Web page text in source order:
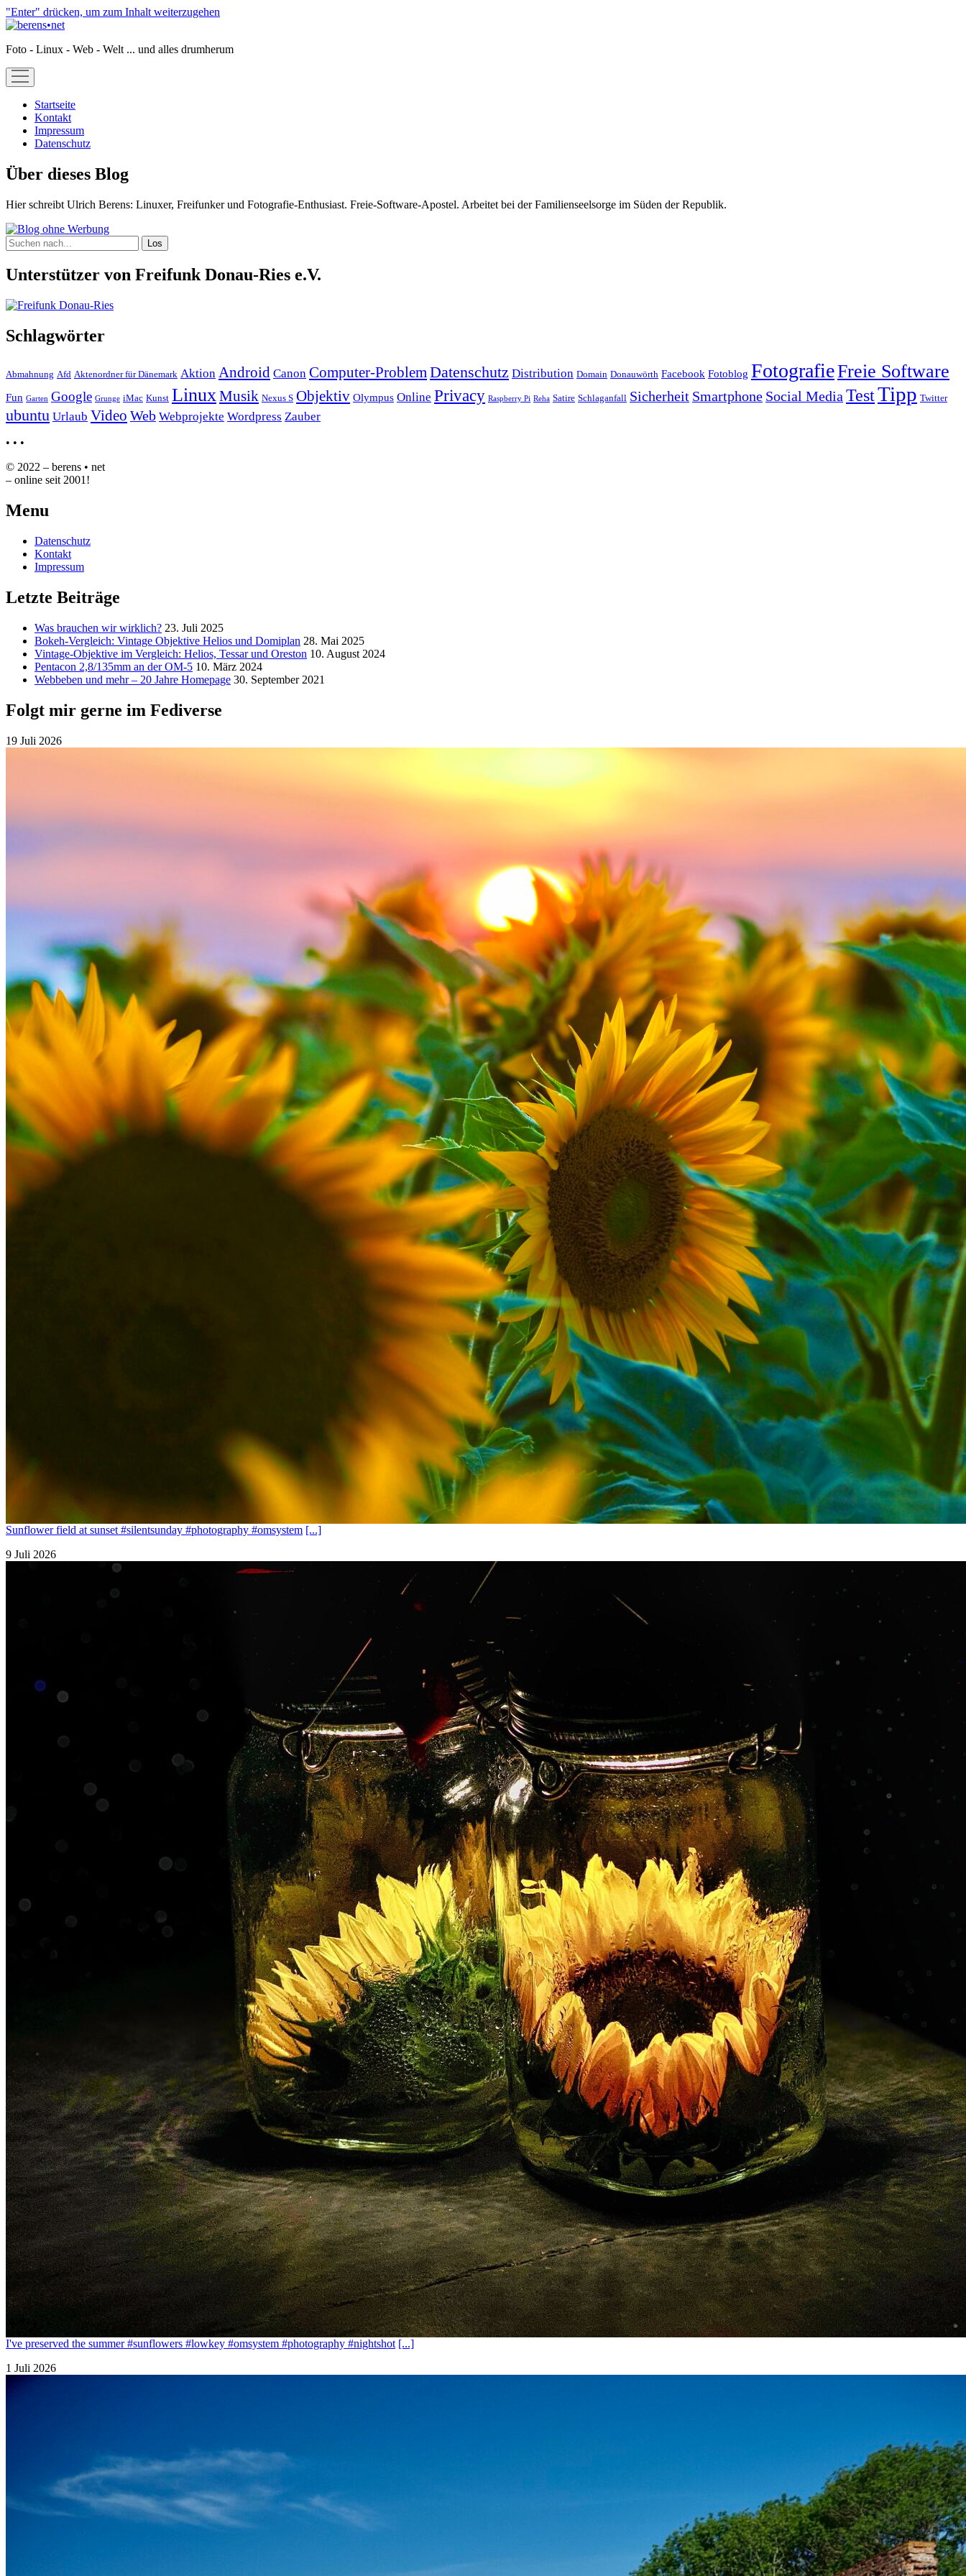
"Enter" drücken, um zum Inhalt weiterzugehen
berens•net
Foto - Linux - Web - Welt ... und alles drumherum
open
menu
Startseite
Kontakt
Impressum
Datenschutz
Sidebar
Über dieses Blog
Hier schreibt Ulrich Berens: Linuxer, Freifunker und Fotografie-Enthusiast. Freie-Software-Apostel. Arbeitet bei der Familienseelsorge im Süden der Republik.
Suchen
Unterstützer von Freifunk Donau-Ries e.V.
Schlagwörter
Abmahnung Afd Aktenordner für Dänemark Aktion Android Canon Computer-ProblemDatenschutz Distribution Domain Donauwörth Facebook Fotoblog FotografieFreie Software
Fun Garten Google Grunge iMac Kunst LinuxMusik Nexus S Objektiv Olympus Online Privacy Raspberry Pi Reha Satire Schlaganfall Sicherheit Smartphone Social MediaTestTipp Twitter
ubuntu Urlaub Video Web Webprojekte Wordpress Zauber
• • •
© 2022 – berens • net
– online seit 2001!
Menu
Datenschutz
Kontakt
Impressum
Letzte Beiträge
Was brauchen wir wirklich? 23. Juli 2025
Bokeh-Vergleich: Vintage Objektive Helios und Domiplan 28. Mai 2025
Vintage-Objektive im Vergleich: Helios, Tessar und Oreston 10. August 2024
Pentacon 2,8/135mm an der OM-5 10. März 2024
Webbeben und mehr – 20 Jahre Homepage 30. September 2021
Folgt mir gerne im Fediverse
19 Juli 2026
Sunflower field at sunset #silentsunday #photography #omsystem [...]
9 Juli 2026
I've preserved the summer #sunflowers #lowkey #omsystem #photography #nightshot [...]
1 Juli 2026